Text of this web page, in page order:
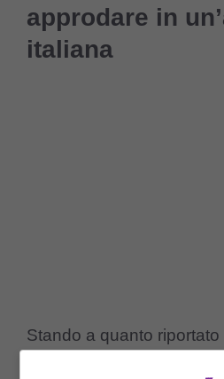
approdare in
italiana
Stando a quanto